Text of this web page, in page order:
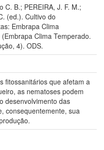
C. B.; PEREIRA, J. F. M.;
(ed.). Cultivo do
Embrapa Clima
Clima Temperado.
4). ODS.
fitossanitários que afetam a
as nematoses podem
desenvolvimento das
consequentemente, sua